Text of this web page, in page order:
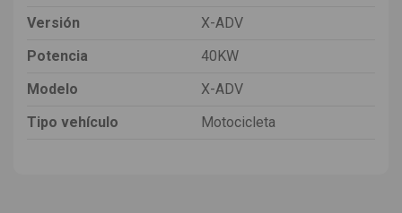
Versión
X-ADV
Potencia
40KW
Modelo
X-ADV
Tipo vehículo
Motocicleta